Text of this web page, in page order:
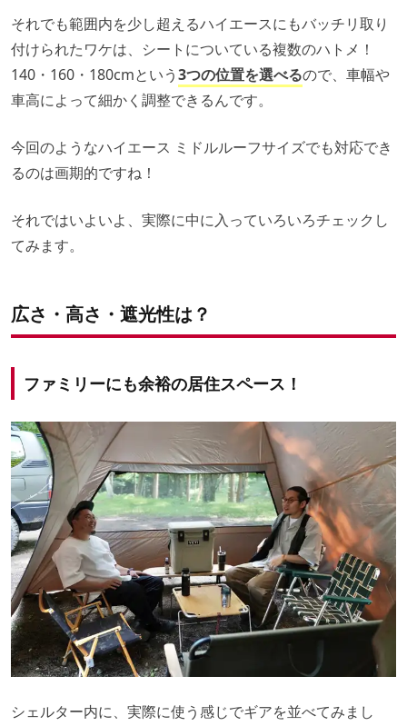
それでも範囲内を少し超えるハイエースにもバッチリ取り
付けられたワケは、シートについている複数のハトメ！
140・160・180cmという3つの位置を選べるので、車幅や
車高によって細かく調整できるんです。
今回のようなハイエース ミドルルーフサイズでも対応でき
るのは画期的ですね！
それではいよいよ、実際に中に入っていろいろチェックし
てみます。
広さ・高さ・遮光性は？
ファミリーにも余裕の居住スペース！
シェルター内に、実際に使う感じでギアを並べてみまし